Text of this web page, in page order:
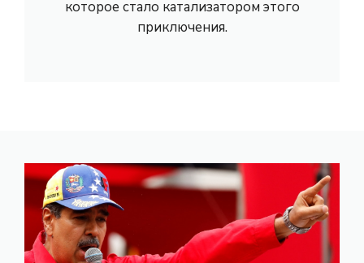
которое стало катализатором этого
приключения.